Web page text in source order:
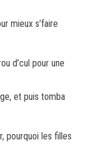
mieux s’faire
d’cul pour une
et puis tomba
pourquoi les filles